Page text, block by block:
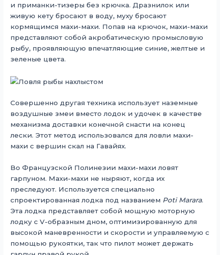
и приманки-тизеры без крючка. Дразнилок или
живую кету бросают в воду, муху бросают
кормящимся махи-махи. Попав на крючок, махи-махи
представляют собой акробатическую промысловую
рыбу, проявляющую впечатляющие синие, желтые и
зеленые цвета.
Совершенно другая техника использует наземные
воздушные змеи вместо лодок и удочек в качестве
механизма доставки конечной снасти на конец
лески. Этот метод использовался для ловли махи-
махи с вершин скал на Гавайях.
Во Французской Полинезии махи-махи ловят
гарпуном. Махи-махи не ныряют, когда их
преследуют. Используется специально
спроектированная лодка под названием Poti Marara.
Эта лодка представляет собой мощную моторную
лодку с V-образным дном, оптимизированную для
высокой маневренности и скорости и управляемую с
помощью рукоятки, так что пилот может держать